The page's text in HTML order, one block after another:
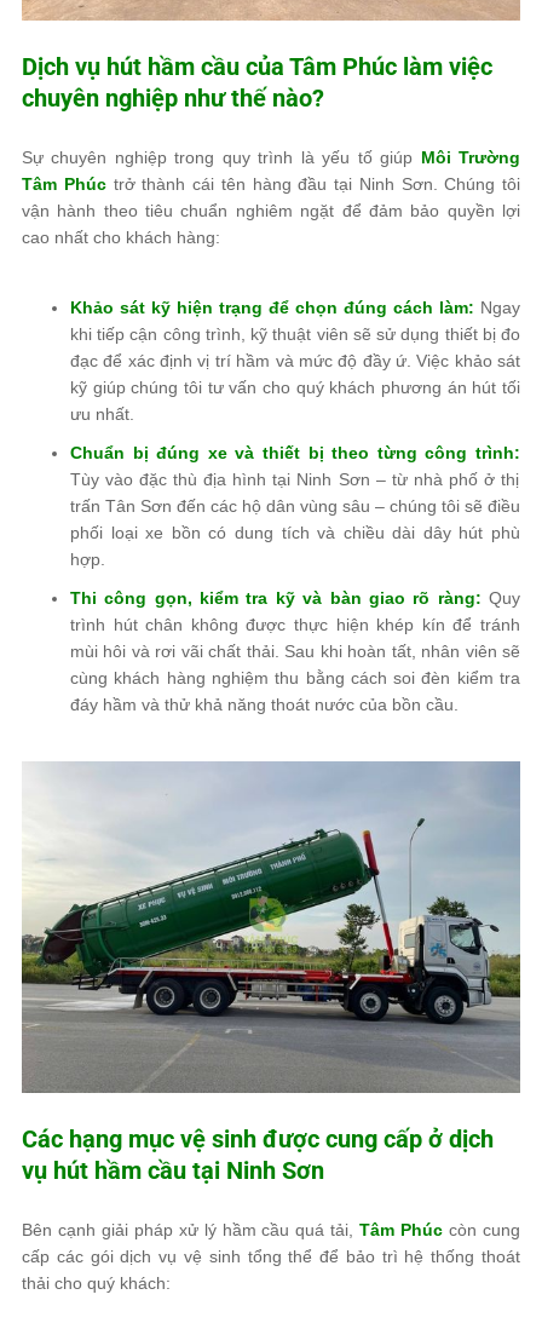
Dịch vụ hút hầm cầu của Tâm Phúc làm việc
chuyên nghiệp như thế nào?
Sự chuyên nghiệp trong quy trình là yếu tố giúp Môi Trường
Tâm Phúctrở thành cái tên hàng đầu tại Ninh Sơn. Chúng tôi
vận hành theo tiêu chuẩn nghiêm ngặt để đảm bảo quyền lợi
cao nhất cho khách hàng:
Khảo sát kỹ hiện trạng để chọn đúng cách làm: Ngay
khi tiếp cận công trình, kỹ thuật viên sẽ sử dụng thiết bị đo
đạc để xác định vị trí hầm và mức độ đầy ứ. Việc khảo sát
kỹ giúp chúng tôi tư vấn cho quý khách phương án hút tối
ưu nhất.
Chuẩn bị đúng xe và thiết bị theo từng công trình:
Tùy vào đặc thù địa hình tại Ninh Sơn – từ nhà phố ở thị
trấn Tân Sơn đến các hộ dân vùng sâu – chúng tôi sẽ điều
phối loại xe bồn có dung tích và chiều dài dây hút phù
hợp.
Thi công gọn, kiểm tra kỹ và bàn giao rõ ràng: Quy
trình hút chân không được thực hiện khép kín để tránh
mùi hôi và rơi vãi chất thải. Sau khi hoàn tất, nhân viên sẽ
cùng khách hàng nghiệm thu bằng cách soi đèn kiểm tra
đáy hầm và thử khả năng thoát nước của bồn cầu.
Các hạng mục vệ sinh được cung cấp ở dịch
vụ hút hầm cầu tại Ninh Sơn
Bên cạnh giải pháp xử lý hầm cầu quá tải,Tâm Phúc còn cung
cấp các gói dịch vụ vệ sinh tổng thể để bảo trì hệ thống thoát
thải cho quý khách: